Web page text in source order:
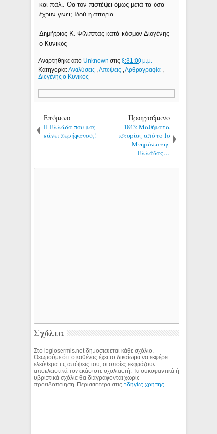
και πάλι. Θα τον πιστέψει όμως μετά τα όσα
έχουν γίνει; Ιδού η απορία…
Δημήτριος Κ. Φίλιππας κατά κόσμον Διογένης
ο Κυνικός
Αναρτήθηκε από Unknownστις8:31:00 μ.μ.
Κατηγορία:Αναλύσεις ,Απόψεις ,Αρθρογραφία ,
Διογένης ο Κυνικός
Επόμενο
Η Ελλάδα που μας
κάνει περήφανους!
Προηγούμενο
1843: Mαθήματα
ιστορίας από το 1ο
Μνημόνιο της
Ελλάδας…
Σχόλια
Στο logiosermis.net δημοσιεύεται κάθε σχόλιο.
Θεωρούμε ότι ο καθένας έχει το δικαίωμα να εκφέρει
ελεύθερα τις απόψεις του, οι οποίες εκφράζουν
αποκλειστικά τον εκάστοτε σχολιαστή. Τα συκοφαντικά ή
υβριστικά σχόλια θα διαγράφονται χωρίς
προειδοποίηση. Περισσότερα στιςοδηγίες χρήσης.